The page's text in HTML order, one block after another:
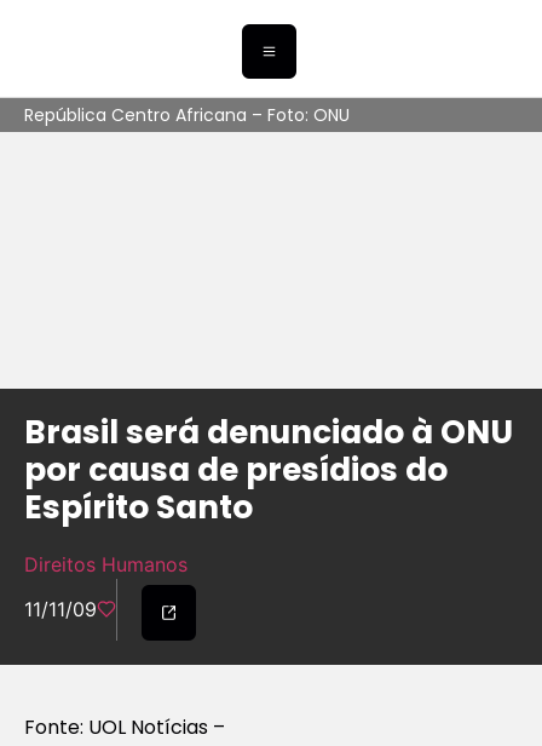
República Centro Africana – Foto: ONU
Brasil será denunciado à ONU
por causa de presídios do
Espírito Santo
Direitos Humanos
11/11/09
Fonte: UOL Notícias –